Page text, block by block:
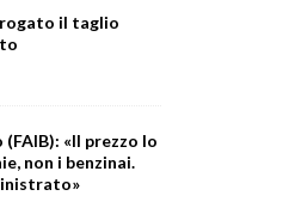
il taglio
«Il prezzo lo
non i benzinai.